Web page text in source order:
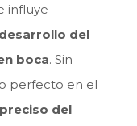
influye
del
boca. Sin
perfecto en el
del